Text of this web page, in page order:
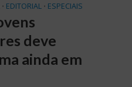
• EDITORIAL • ESPECIAIS
deve
ainda em